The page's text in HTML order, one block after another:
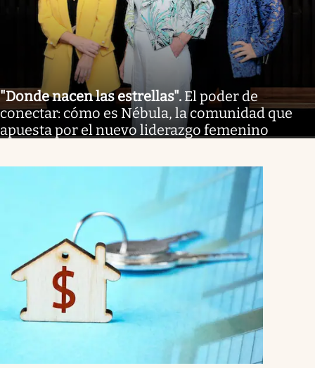
"Donde nacen las estrellas". El poder de
conectar: cómo es Nébula, la comunidad que
apuesta por el nuevo liderazgo femenino